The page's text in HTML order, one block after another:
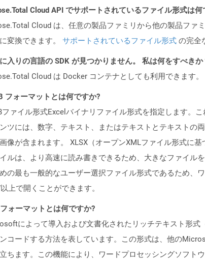
Cloud API でサポートされているファイル形式は何
Cloud は、任意の製品ファミリから他の製品ファ
変換できます。 サポートされているファイル形式 の完全
入りの言語の SDK が見つかりません。 私は何をすべきか
Cloud は Docker コンテナとしても利用できます
フォーマットとは何ですか?
ファイル形式Excelバイナリファイル形式を指定します。
ツには、数字、テキスト、またはテキストとテキストの
画像が含まれます。 XLSX（オープンXMLファイル形式に
ルは、より高速に読み書きできるため、大きなファイル
の最も一般的なユーザー選択ファイル形式であるため
上で開くことができます。
ォーマットとは何ですか?
によって導入および文書化されたリッチテキスト形式
コードする方法を表しています。この形式は、他の
ちます。この機能により、ワードプロセッシングソフト